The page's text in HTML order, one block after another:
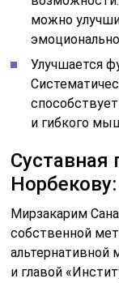
можно
Улучшается
и гибкого
Суставная
Мирзакарим
собственной
альтернативной
и главой